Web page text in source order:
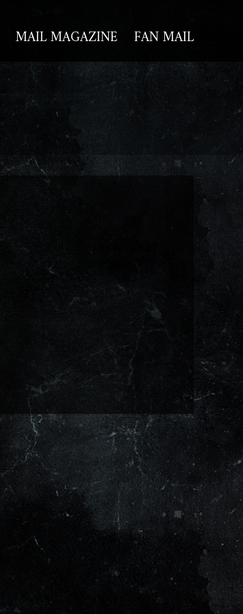
MAIL MAGAZINE FAN MAIL